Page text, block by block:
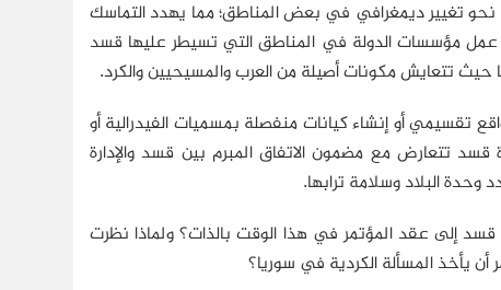
نحو تغيير ديمغرافي في بعض المناطق؛ مما يهدد التماسك
مؤسسات الدولة في المناطق التي تسيطر عليها قسد
حيث تتعايش مكونات أصيلة من العرب والمسيحيين والكرد.
تقسيمي أو إنشاء كيانات منفصلة بمسميات الفيدرالية أو
قسد تتعارض مع مضمون الاتفاق المبرم بين قسد والإدارة
قسد إلى عقد المؤتمر في هذا الوقت بالذات؟ ولماذا نظرت
أن يأخذ المسألة الكردية في سوريا؟